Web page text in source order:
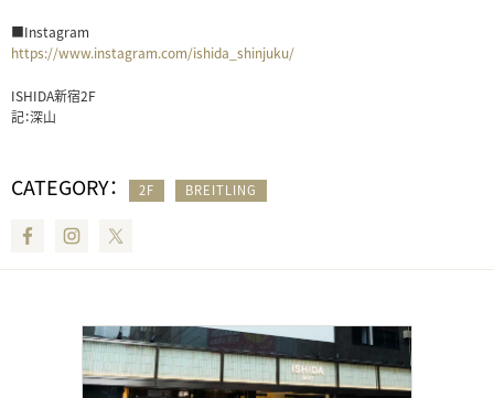
■Instagram
https://www.instagram.com/ishida_shinjuku/
ISHIDA新宿2F
記：深山
CATEGORY： 2F BREITLING
FacebookInstagram